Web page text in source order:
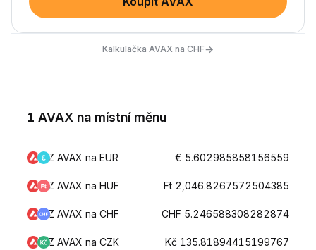
Kalkulačka AVAX na CHF→
1 AVAX na místní měnu
Z AVAX na EUR € 5.602985858156559
Z AVAX na HUF Ft 2,046.8267572504385
Z AVAX na CHF CHF 5.246588308282874
Z AVAX na CZK Kč 135.81894415199767